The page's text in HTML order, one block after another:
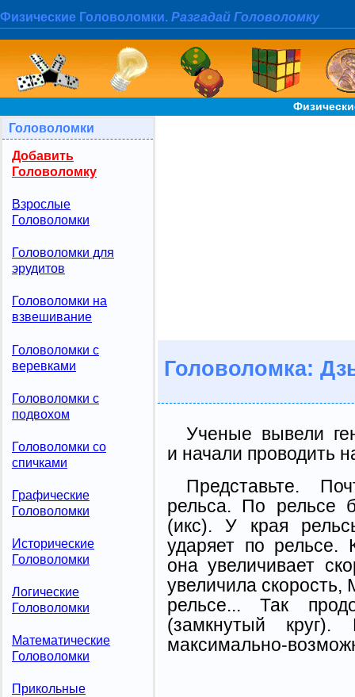
Физические Головоломки. Разгадай Головоломку
Головоломки
Добавить
Головоломку
Взрослые
Головоломки
Головоломки для
эрудитов
Головоломки на
взвешивание
Головоломки с
веревками
Головоломки с
подвохом
Головоломки со
спичками
Графические
Головоломки
Исторические
Головоломки
Логические
Головоломки
Математические
Головоломки
Прикольные
Головоломка:
Ученые вывели
и начали проводить
Представьте.
рельса. По рельсе
(икс). У края
ударяет по рельсе.
она увеличивает
увеличила скорость,
рельсе... Так
(замкнутый круг).
максимально-